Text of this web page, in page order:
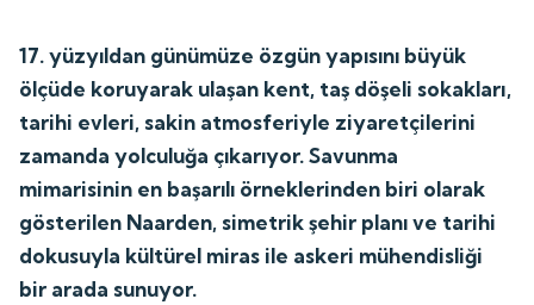
17. yüzyıldan günümüze özgün yapısını büyük
ölçüde koruyarak ulaşan kent, taş döşeli sokakları,
tarihi evleri, sakin atmosferiyle ziyaretçilerini
zamanda yolculuğa çıkarıyor. Savunma
mimarisinin en başarılı örneklerinden biri olarak
gösterilen Naarden, simetrik şehir planı ve tarihi
dokusuyla kültürel miras ile askeri mühendisliği
bir arada sunuyor.